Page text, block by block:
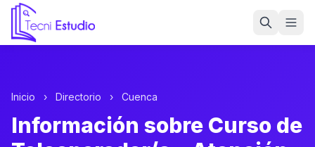
Ir a la página de inicio de Tecni Estudio
Inicio › Directorio › Cuenca
Información sobre Curso de